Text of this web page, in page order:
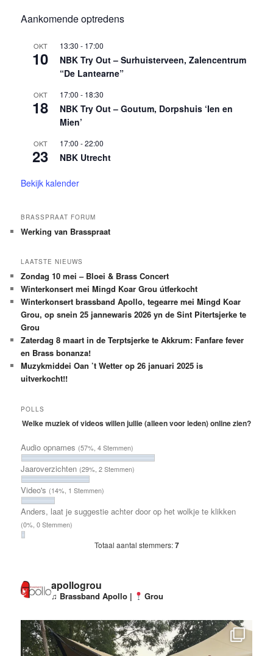
Aankomende optredens
OKT
10
13:30 - 17:00
NBK Try Out – Surhuisterveen, Zalencentrum
“De Lantearne”
OKT
18
17:00 - 18:30
NBK Try Out – Goutum, Dorpshuis ‘Ien en
Mien’
OKT
23
17:00 -22:00
NBK Utrecht
Bekijk kalender
BRASSPRAAT FORUM
Werking van Brasspraat
LAATSTE NIEUWS
Zondag 10 mei – Bloei & Brass Concert
Winterkonsert mei Mingd Koar Grou útferkocht
Winterkonsert brassband Apollo, tegearre mei Mingd Koar
Grou, op snein 25 jannewaris 2026 yn de Sint Pitertsjerke te
Grou
Zaterdag 8 maart in de Terptsjerke te Akkrum: Fanfare fever
en Brass bonanza!
Muzykmiddei Oan ’t Wetter op 26 januari 2025 is
uitverkocht!!
POLLS
Welke muziek of videos willen jullie (alleen voor leden) online zien?
Audio opnames (57%, 4 Stemmen)
Jaaroverzichten (29%, 2 Stemmen)
Video's (14%, 1 Stemmen)
Anders, laat je suggestie achter door op het wolkje te klikken
(0%, 0 Stemmen)
Totaal aantal stemmers:7
apollogrou
♫ Brassband Apollo | Grou